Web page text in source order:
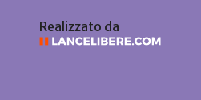
Realizzato da